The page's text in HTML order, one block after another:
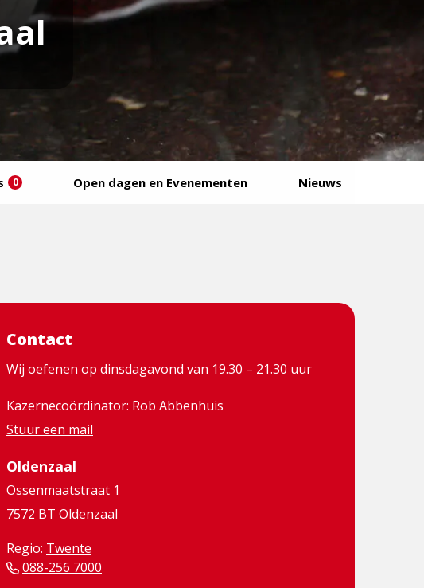
0 Open dagen en Evenementen Nieuws
Contact
Wij oefenen op dinsdagavond van 19.30 – 21.30 uur
Kazernecoördinator: Rob Abbenhuis
Stuur een mail
Oldenzaal
Ossenmaatstraat 1
7572 BT Oldenzaal
Regio: Twente
088-256 7000